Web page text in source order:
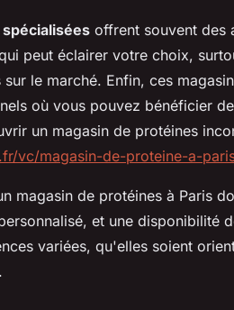
offrent souvent des
peut éclairer votre choix,
le marché. Enfin, ces
où vous pouvez bénéficier de
un magasin de protéines
vc/magasin-de-proteine-a-
magasin de protéines à Paris
et une disponibilité
variées, qu'elles soient